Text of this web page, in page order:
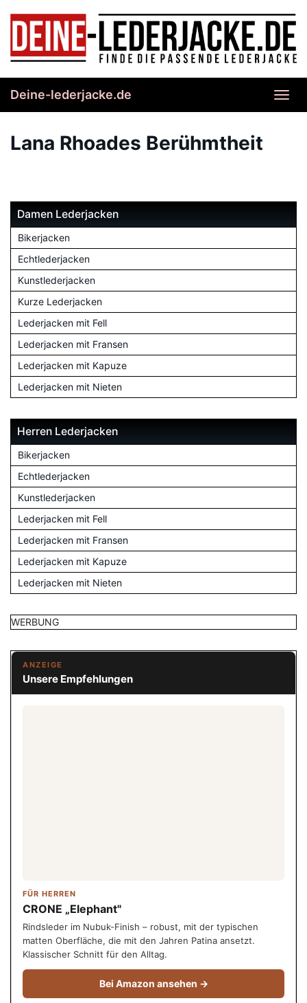
content
Deine-lederjacke.de
Lana Rhoades Berühmtheit
Damen Lederjacken
Bikerjacken
Echtlederjacken
Kunstlederjacken
Kurze Lederjacken
Lederjacken mit Fell
Lederjacken mit Fransen
Lederjacken mit Kapuze
Lederjacken mit Nieten
Herren Lederjacken
Bikerjacken
Echtlederjacken
Kunstlederjacken
Lederjacken mit Fell
Lederjacken mit Fransen
Lederjacken mit Kapuze
Lederjacken mit Nieten
WERBUNG
ANZEIGE
Unsere Empfehlungen
FÜR HERREN
CRONE „Elephant"
Rindsleder im Nubuk-Finish – robust, mit der typischen
matten Oberfläche, die mit den Jahren Patina ansetzt.
Klassischer Schnitt für den Alltag.
Bei Amazon ansehen →